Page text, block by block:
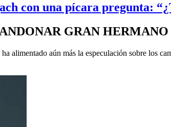
con una pícara pregunta:
GRAN HERMANO
alimentado aún más la especulación sobre los